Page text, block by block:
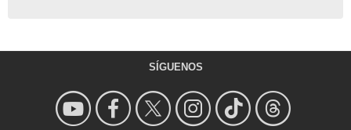
SÍGUENOS